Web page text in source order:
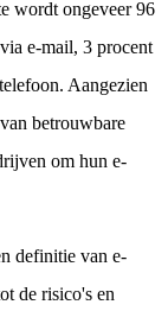
wordt ongeveer 96
e-mail, 3 procent
Aangezien
betrouwbare
om hun e-
definitie van e-
de risico's en